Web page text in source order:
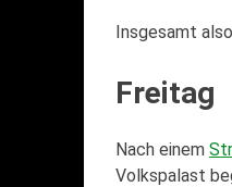
Insgesamt
Freitag
Nach einem
Volkspalast